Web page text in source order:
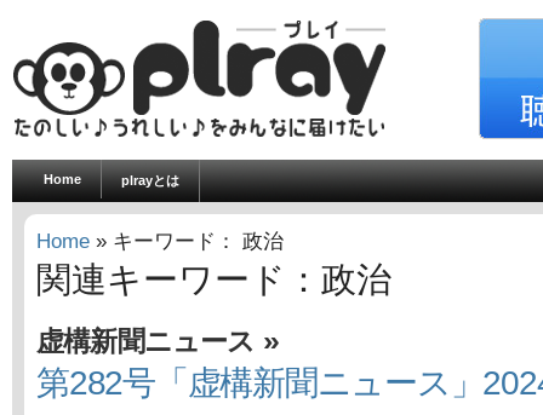
Home plrayとは
Home » キーワード： 政治
関連キーワード：政治
虚構新聞ニュース »
第282号「虚構新聞ニュース」